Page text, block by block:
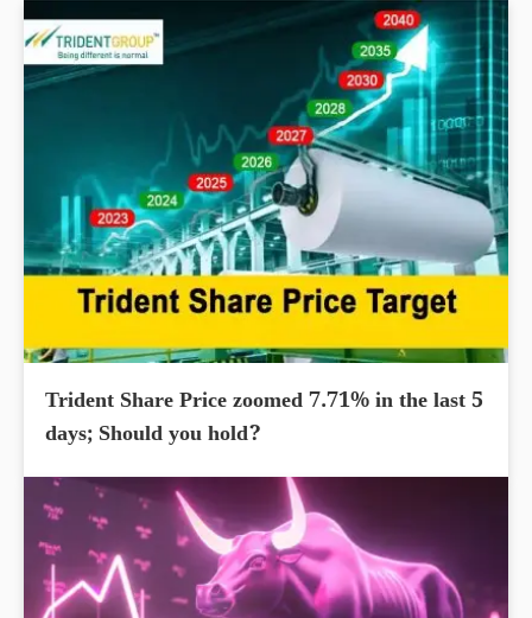
Trident Share Price zoomed 7.71% in the last 5
days; Should you hold?